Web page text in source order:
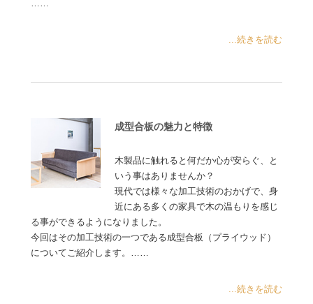
……
...続きを読む
成型合板の魅力と特徴
木製品に触れると何だか心が安らぐ、と
いう事はありませんか？
現代では様々な加工技術のおかげで、身
近にある多くの家具で木の温もりを感じ
る事ができるようになりました。
今回はその加工技術の一つである成型合板（プライウッド）
についてご紹介します。……
...続きを読む